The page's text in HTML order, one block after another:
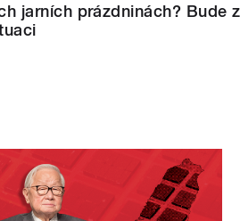
jarních prázdninách? Bude